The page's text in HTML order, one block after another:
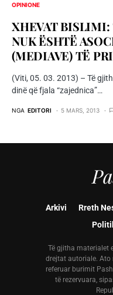
OPINIONE
XHEVAT BISLIMI:
NUK ËSHTË
(MEDIAVE) TË
(Viti, 05. 03. 2013) – Të
dinë që fjala “zajednica”…
NGA EDITORI 5 MARS, 2013
Arkivi Rreth
Të gjitha materialet
drejtat autoriale. Ato
referuar burimit
të rezervuara,